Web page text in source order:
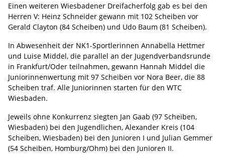
Einen weiteren Wiesbadener Dreifacherfolg gab es bei den
Herren V: Heinz Schneider gewann mit 102 Scheiben vor
Gerald Clayton (84 Scheiben) und Udo Baum (81 Scheiben).
In Abwesenheit der NK1-Sportlerinnen Annabella Hettmer
und Luise Middel, die parallel an der Jugendverbandsrunde
in Frankfurt/Oder teilnahmen, gewann Hannah Middel die
Juniorinnenwertung mit 97 Scheiben vor Nora Beer, die 88
Scheiben traf. Alle Juniorinnen starten für den WTC
Wiesbaden.
Jeweils ohne Konkurrenz siegten Jan Gaab (97 Scheiben,
Wiesbaden) bei den Jugendlichen, Alexander Kreis (104
Scheiben, Wiesbaden) bei den Junioren I und Julian Gemmer
(54 Scheiben, Homburg/Ohm) bei den Junioren II.